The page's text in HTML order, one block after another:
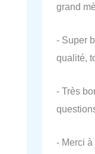
grand
- Super
qualité,
- Très
- Merci